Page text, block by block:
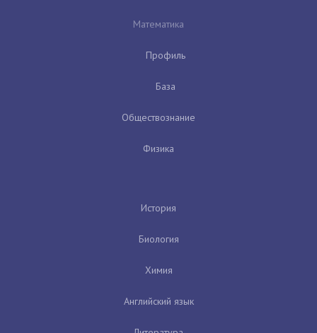
Математика
Профиль
База
Обществознание
Физика
История
Биология
Химия
Английский язык